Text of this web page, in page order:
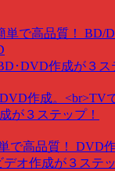
単で高品質！ BD/
･DVD作成が３ス
で高品質！ DVD
オ作成が３ステ